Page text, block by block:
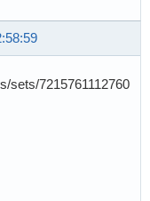
sets/7215761112760